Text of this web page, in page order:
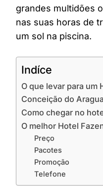
grandes multidões
nas suas horas de
um sol na piscina.
Indíce
O que levar para um
Conceição do
Como chegar no
O melhor Hotel
Preço
Pacotes
Promoção
Telefone